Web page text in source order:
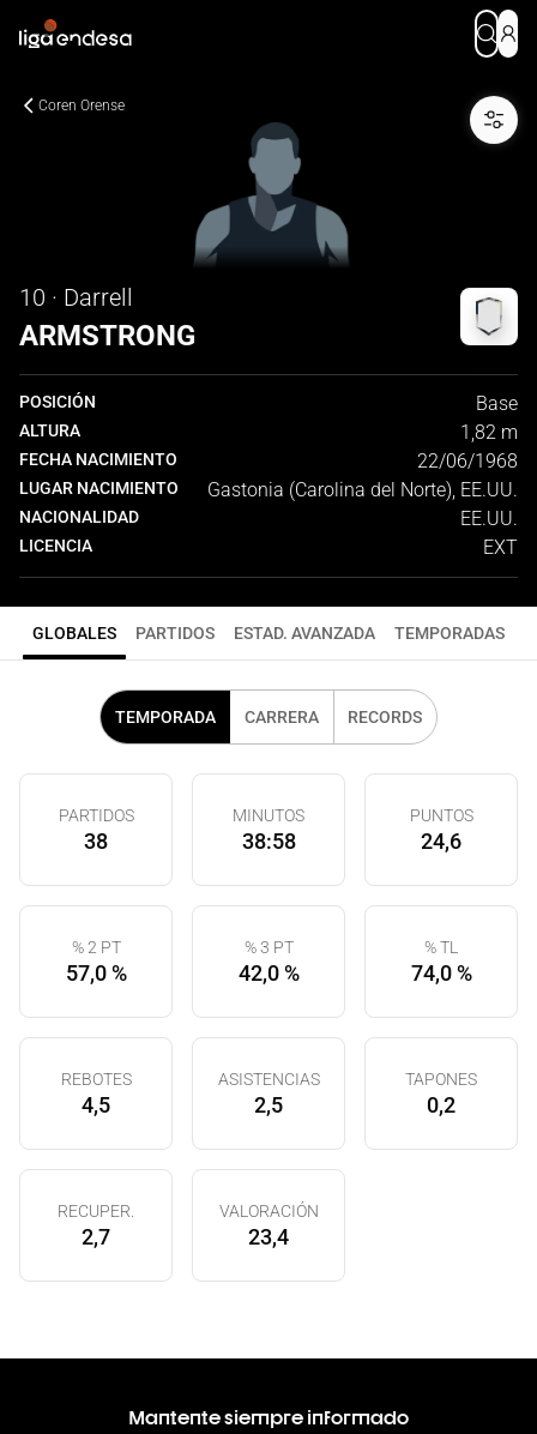
Coren Orense
10 · Darrell
ARMSTRONG
POSICIÓN Base
ALTURA 1,82 m
FECHA NACIMIENTO 22/06/1968
LUGAR NACIMIENTO Gastonia (Carolina del Norte), EE.UU.
NACIONALIDAD EE.UU.
LICENCIA EXT
GLOBALES PARTIDOS ESTAD. AVANZADA TEMPORADAS
TEMPORADA CARRERA RECORDS
PARTIDOS
38
MINUTOS
38:58
PUNTOS
24,6
% 2 PT
57,0 %
% 3 PT
42,0 %
% TL
74,0 %
REBOTES
4,5
ASISTENCIAS
2,5
TAPONES
0,2
RECUPER.
2,7
VALORACIÓN
23,4
Mantente siempre informado